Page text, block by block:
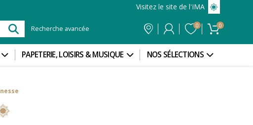
Visitez le site de l'IMA
Recherche avancée 0 0
PAPETERIE, LOISIRS & MUSIQUE NOS SÉLECTIONS